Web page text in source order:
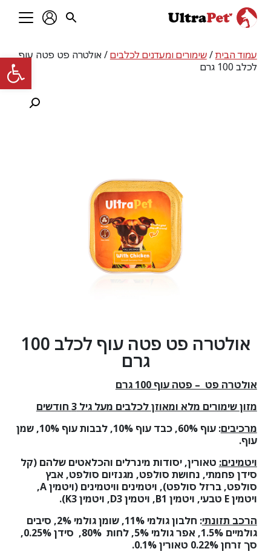
פתח עמוד הבית/שימורים ומעדנים לכלבים/ אולטרה פט פטה עוף
לכלב 100 גרם
אולטרה פט פטה עוף לכלב 100
גרם
אולטרה פט – פטה עוף 100 גרם
מזון שימורים מלא ומאוזן לכלבים מעל גיל 3 חודשים
מרכיבים:
עוף 60%, כבד עוף 10%, לבבות עוף 10%, שמן
עוף.
ויטמינים: טאורין, יסודות מינרלים והכלאטים שלהם (קל
סידן פחמתי, נחושת סולפט, מגנזיום סולפט, אבץ
סולפט, ברזל סולפט), ויטמינים וויטמינים (ויטמיןA
,
ויטמיןE טבעי, ויטמין B1, ויטמיןD3, ויטמיןK3
)
.
הרכב תזונתי:
חלבון גולמי 11%, שומן גולמי 2%, סיבים
גולמיים 1.5%, אפר גולמי 5%, לחות 80%, סידן 0.25%,
סך זרחן 0.22% טאורין 0.1%.